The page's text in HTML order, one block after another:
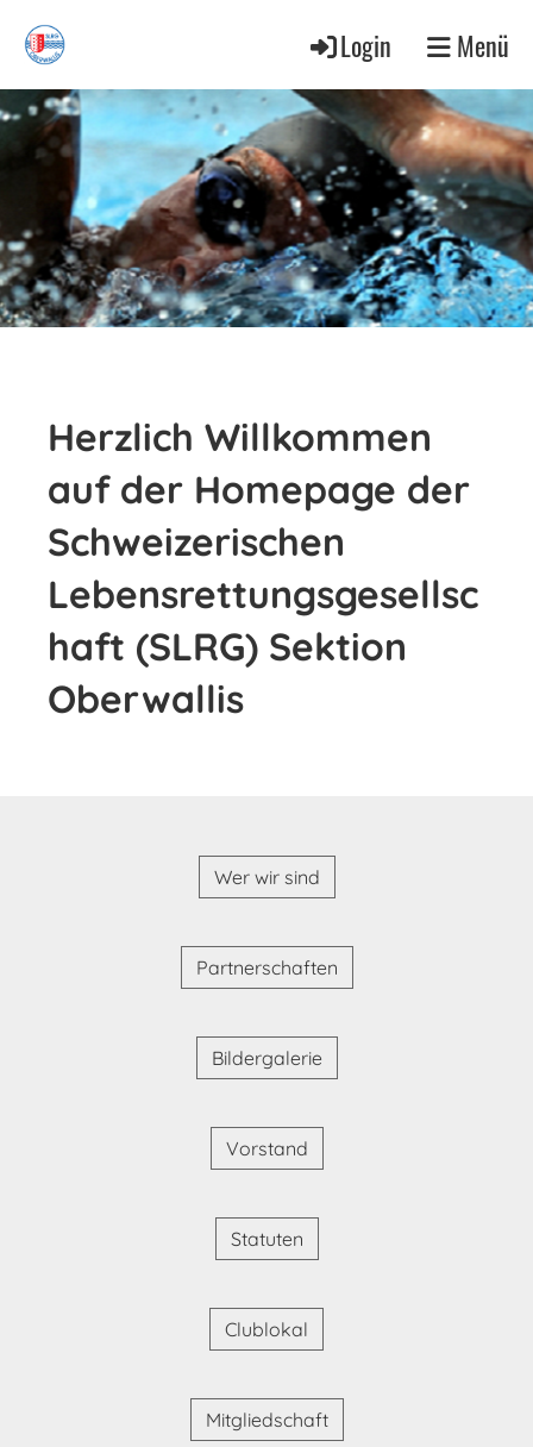
Login Menü
Herzlich Willkommen
auf der Homepage der
Schweizerischen
Lebensrettungsgesellsc
haft (SLRG) Sektion
Oberwallis
Wer wir sind
Partnerschaften
Bildergalerie
Vorstand
Statuten
Clublokal
Mitgliedschaft